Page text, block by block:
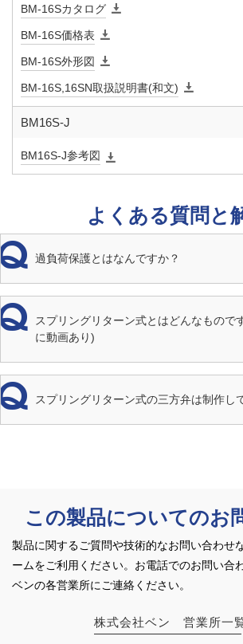
定格電
電流
開閉時間 呼び径32～50：10/8.5秒（
絶縁種別
絶縁抵抗 50MΩ以上
保護構造
手動機構 付
BM-16Sカタログ
BM-16S価格表
BM-16S外形図
BM-16S,16SN取扱説明書(和文)
BM16S-J
BM16S-J参考図
よくある質問と
過負荷保護とはなんですか？
スプリングリターン式とはどんなもので
に動画あり)
スプリングリターン式の三方弁は制作し
この製品についてのお
製品に関するご質問や技術的なお問い合わせ
ームをご利用ください。 お電話でのお問い合
ベンの各営業所にご連絡ください。
株式会社ベン 営業所一